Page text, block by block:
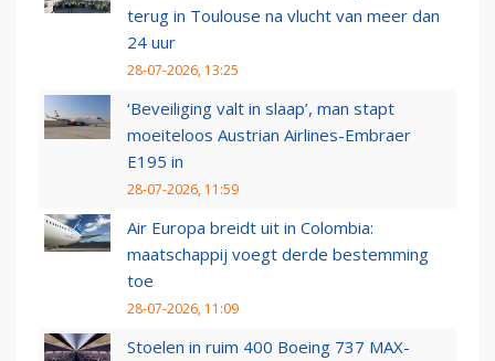
terug in Toulouse na vlucht van meer dan
24 uur
28-07-2026, 13:25
‘Beveiliging valt in slaap’, man stapt
moeiteloos Austrian Airlines-Embraer
E195 in
28-07-2026, 11:59
Air Europa breidt uit in Colombia:
maatschappij voegt derde bestemming
toe
28-07-2026, 11:09
Stoelen in ruim 400 Boeing 737 MAX-